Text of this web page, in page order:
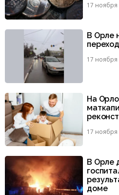
17 ноября
В Орле
17 ноября
На
17 ноября
В Орле
доме